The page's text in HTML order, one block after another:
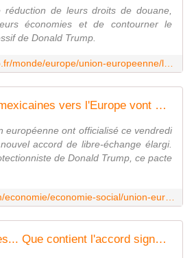
de leurs droits de douane,
économies et de contourner le
de Donald Trump.
Les exportations mexicaines vers l'Europe vont augmenter de 50% d'ici 2030: tous les deux dans le collimateur de Trump, le Mexique et l'UE signent enfin leur accord de libre-échange
européenne ont officialisé ce vendredi
accord de libre-échange élargi.
de Donald Trump, ce pacte
Agave, terres rares... Que contient l'accord signé entre l'UE et le Mexique ?